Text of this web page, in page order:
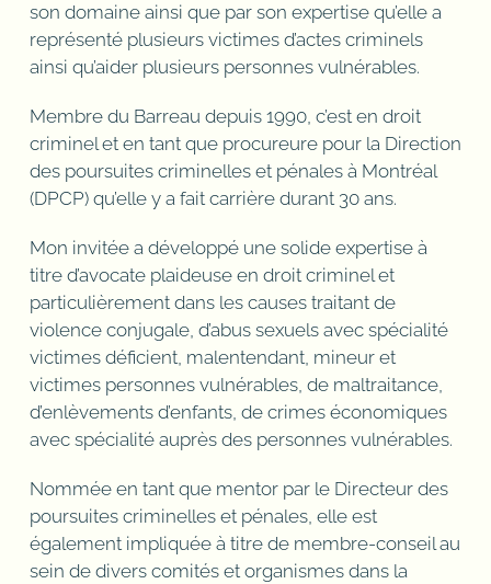
son domaine ainsi que par son expertise qu’elle a
représenté plusieurs victimes d’actes criminels
ainsi qu’aider plusieurs personnes vulnérables.
Membre du Barreau depuis 1990, c’est en droit
criminel et en tant que procureure pour la Direction
des poursuites criminelles et pénales à Montréal
(DPCP) qu’elle y a fait carrière durant 30 ans.
Mon invitée a développé une solide expertise à
titre d’avocate plaideuse en droit criminel et
particulièrement dans les causes traitant de
violence conjugale, d’abus sexuels avec spécialité
victimes déficient, malentendant, mineur et
victimes personnes vulnérables, de maltraitance,
d’enlèvements d’enfants, de crimes économiques
avec spécialité auprès des personnes vulnérables.
Nommée en tant que mentor par le Directeur des
poursuites criminelles et pénales, elle est
également impliquée à titre de membre-conseil au
sein de divers comités et organismes dans la